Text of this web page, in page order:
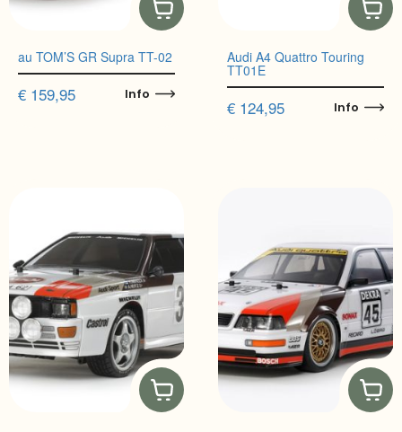
au TOM’S GR Supra TT-02
€ 159,95 Info
Audi A4 Quattro Touring
TT01E
€124,95 Info